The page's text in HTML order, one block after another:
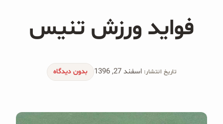
محصولات ارگانیک
پودر کیک جو دوسر
فواید ورزش تنیس
تاریخ انتشار: اسفند 27, 1396 بدون دیدگاه